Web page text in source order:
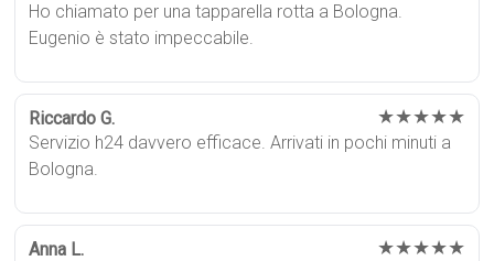
Ho chiamato per una tapparella rotta a Bologna.
Eugenio è stato impeccabile.
Riccardo G. ★★★★★
Servizio h24 davvero efficace. Arrivati in pochi minuti a
Bologna.
Anna L. ★★★★★